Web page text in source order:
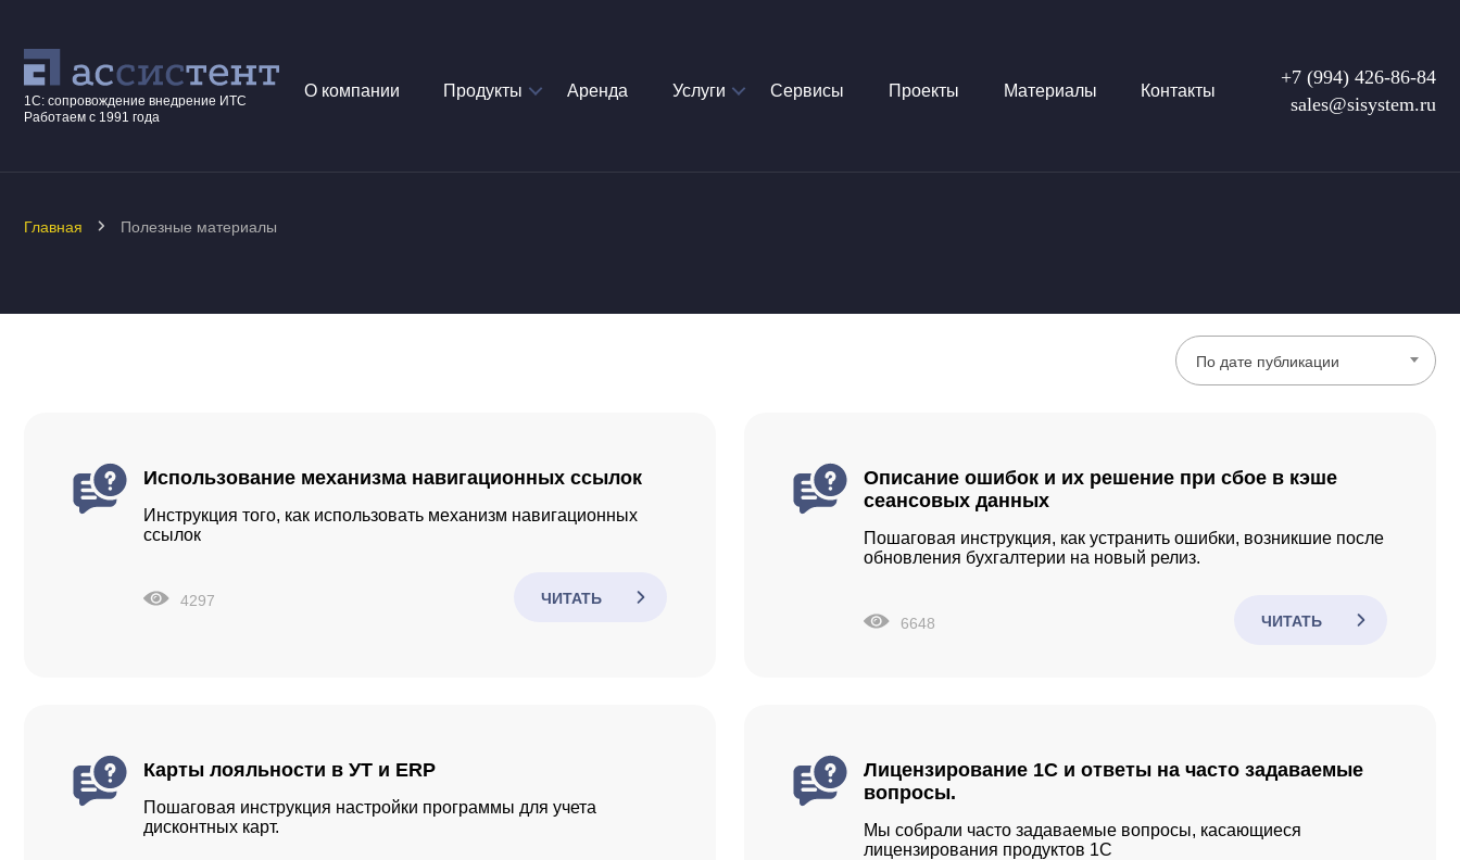
1С: сопровождение внедрение ИТС
Работаем с 1991 года
О компании Продукты Аренда Услуги Сервисы Проекты Материалы Контакты
+7 (994) 426-86-84
sales@sisystem.ru
Главная Полезные материалы
По дате публикации
Использование механизма навигационных ссылок
Инструкция того, как использовать механизм навигационных
ссылок
4297 ЧИТАТЬ
Описание ошибок и их решение при сбое в кэше
сеансовых данных
Пошаговая инструкция, как устранить ошибки, возникшие после
обновления бухгалтерии на новый релиз.
6648 ЧИТАТЬ
Карты лояльности в УТ и ERP
Пошаговая инструкция настройки программы для учета
дисконтных карт.
Лицензирование 1С и ответы на часто задаваемые
вопросы.
Мы собрали часто задаваемые вопросы, касающиеся
лицензирования продуктов 1С